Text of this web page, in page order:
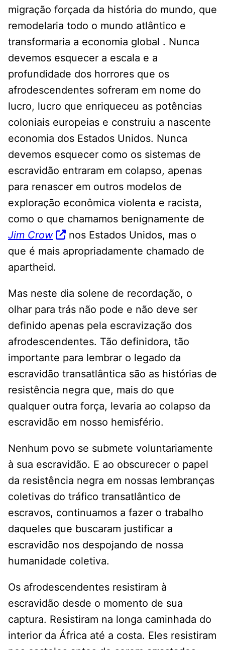
migração forçada da história do mundo, que
remodelaria todo o mundo atlântico e
transformaria a economia global . Nunca
devemos esquecer a escala e a
profundidade dos horrores que os
afrodescendentes sofreram em nome do
lucro, lucro que enriqueceu as potências
coloniais europeias e construiu a nascente
economia dos Estados Unidos. Nunca
devemos esquecer como os sistemas de
escravidão entraram em colapso, apenas
para renascer em outros modelos de
exploração econômica violenta e racista,
como o que chamamos benignamente de
Jim Crow
nos Estados Unidos, mas o
que é mais apropriadamente chamado de
apartheid.
Mas neste dia solene de recordação, o
olhar para trás não pode e não deve ser
definido apenas pela escravização dos
afrodescendentes. Tão definidora, tão
importante para lembrar o legado da
escravidão transatlântica são as histórias de
resistência negra que, mais do que
qualquer outra força, levaria ao colapso da
escravidão em nosso hemisfério.
Nenhum povo se submete voluntariamente
à sua escravidão. E ao obscurecer o papel
da resistência negra em nossas lembranças
coletivas do tráfico transatlântico de
escravos, continuamos a fazer o trabalho
daqueles que buscaram justificar a
escravidão nos despojando de nossa
humanidade coletiva.
Os afrodescendentes resistiram à
escravidão desde o momento de sua
captura. Resistiram na longa caminhada do
interior da África até a costa. Eles resistiram